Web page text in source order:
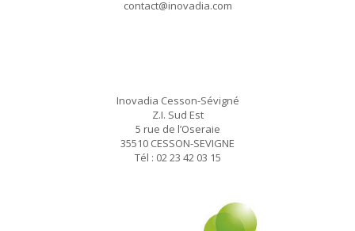
contact@inovadia.com
Inovadia Cesson-Sévigné
Z.I. Sud Est
5 rue de l’Oseraie
35510 CESSON-SEVIGNE
Tél : 02 23 42 03 15